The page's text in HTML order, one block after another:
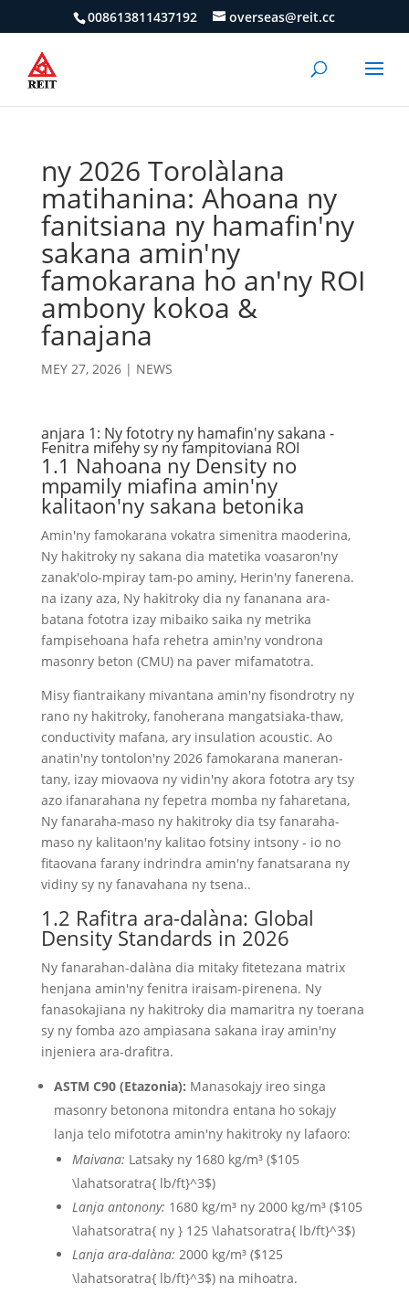
008613811437192 overseas@reit.cc
ny 2026 Torolàlana
matihanina: Ahoana ny
fanitsiana ny hamafin'ny
sakana amin'ny
famokarana ho an'ny ROI
ambony kokoa &
fanajana
MEY 27, 2026| NEWS
anjara 1: Ny fototry ny hamafin'ny sakana -
Fenitra mifehy sy ny fampitoviana ROI
1.1 Nahoana ny Density no
mpamily miafina amin'ny
kalitaon'ny sakana betonika
Amin'ny famokarana vokatra simenitra maoderina,
Ny hakitroky ny sakana dia matetika voasaron'ny
zanak'olo-mpiray tam-po aminy, Herin'ny fanerena.
na izany aza, Ny hakitroky dia ny fananana ara-
batana fototra izay mibaiko saika ny metrika
fampisehoana hafa rehetra amin'ny vondrona
masonry beton (CMU) na paver mifamatotra.
Misy fiantraikany mivantana amin'ny fisondrotry ny
rano ny hakitroky, fanoherana mangatsiaka-thaw,
conductivity mafana, ary insulation acoustic. Ao
anatin'ny tontolon'ny 2026 famokarana maneran-
tany, izay miovaova ny vidin'ny akora fototra ary tsy
azo ifanarahana ny fepetra momba ny faharetana,
Ny fanaraha-maso ny hakitroky dia tsy fanaraha-
maso ny kalitaon'ny kalitao fotsiny intsony - io no
fitaovana farany indrindra amin'ny fanatsarana ny
vidiny sy ny fanavahana ny tsena..
1.2 Rafitra ara-dalàna: Global
Density Standards in 2026
Ny fanarahan-dalàna dia mitaky fitetezana matrix
henjana amin'ny fenitra iraisam-pirenena. Ny
fanasokajiana ny hakitroky dia mamaritra ny toerana
sy ny fomba azo ampiasana sakana iray amin'ny
injeniera ara-drafitra.
ASTM C90 (Etazonia): Manasokajy ireo singa
masonry betonona mitondra entana ho sokajy
lanja telo mifototra amin'ny hakitroky ny lafaoro:
Maivana: Latsaky ny 1680 kg/m³ ($105
\lahatsoratra{ lb/ft}^3$)
Lanja antonony: 1680 kg/m³ ny 2000 kg/m³ ($105
\lahatsoratra{ ny } 125 \lahatsoratra{ lb/ft}^3$)
Lanja ara-dalàna: 2000 kg/m³ ($125
\lahatsoratra{ lb/ft}^3$) na mihoatra.